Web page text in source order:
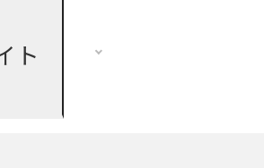
ト